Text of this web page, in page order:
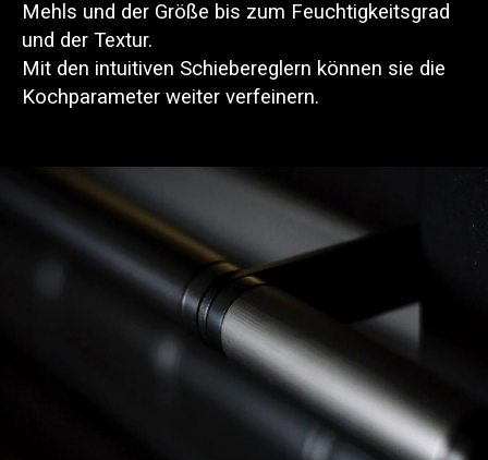
Mehls und der Größe bis zum Feuchtigkeitsgrad
und der Textur.
Mit den intuitiven Schiebereglern können sie die
Kochparameter weiter verfeinern.